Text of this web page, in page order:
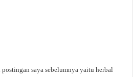
saya sebelumnya yaitu herbal